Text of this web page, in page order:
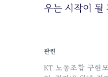
우는 시작이 될
관련
KT 노동조합 구현